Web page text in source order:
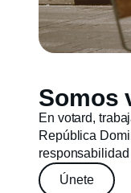
Somos
En votard,
República
Únete